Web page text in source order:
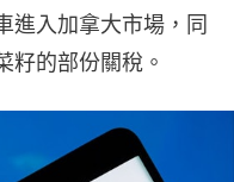
進入加拿大市場，同
籽的部份關稅。